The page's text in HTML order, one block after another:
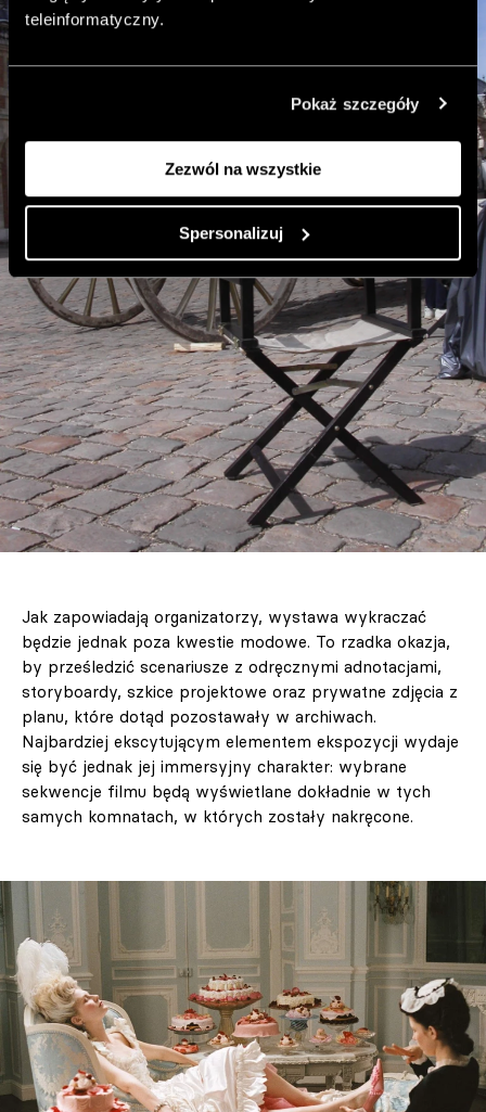
teleinformatyczny.
Pokaż szczegóły
Zezwól na wszystkie
Spersonalizuj
Jak zapowiadają organizatorzy, wystawa wykraczać
będzie jednak poza kwestie modowe. To rzadka okazja,
by prześledzić scenariusze z odręcznymi adnotacjami,
storyboardy, szkice projektowe oraz prywatne zdjęcia z
planu, które dotąd pozostawały w archiwach.
Najbardziej ekscytującym elementem ekspozycji wydaje
się być jednak jej immersyjny charakter: wybrane
sekwencje filmu będą wyświetlane dokładnie w tych
samych komnatach, w których zostały nakręcone.